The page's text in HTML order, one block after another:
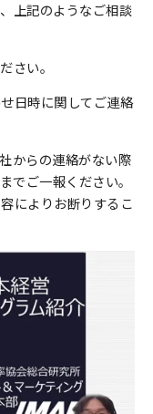
上記のようなご相談
さい。
日時に関してご連絡
からの連絡がない際
でご一報ください。
によりお断りするこ